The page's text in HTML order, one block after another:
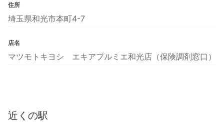
住所
埼玉県和光市本町4-7
店名
マツモトキヨシ エキアプルミエ和光店（保険調剤窓口）
近くの駅